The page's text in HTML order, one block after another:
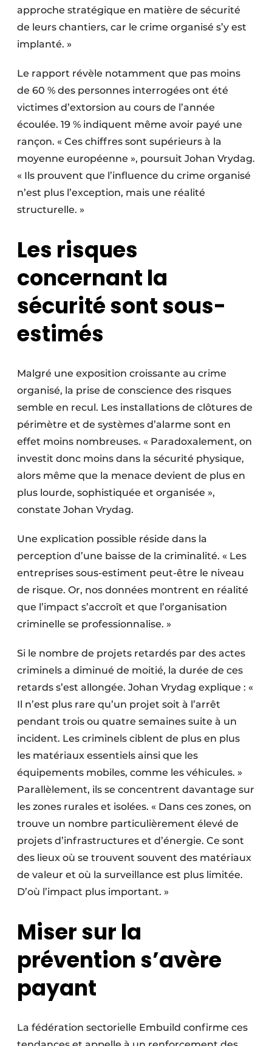
approche stratégique en matière de sécurité
de leurs chantiers, car le crime organisé s’y est
implanté. »
Le rapport révèle notamment que pas moins
de 60 % des personnes interrogées ont été
victimes d’extorsion au cours de l’année
écoulée. 19 % indiquent même avoir payé une
rançon. « Ces chiffres sont supérieurs à la
moyenne européenne », poursuit Johan Vrydag.
« Ils prouvent que l’influence du crime organisé
n’est plus l’exception, mais une réalité
structurelle. »
Les risques
concernant la
sécurité sont sous-
estimés
Malgré une exposition croissante au crime
organisé, la prise de conscience des risques
semble en recul. Les installations de clôtures de
périmètre et de systèmes d’alarme sont en
effet moins nombreuses. « Paradoxalement, on
investit donc moins dans la sécurité physique,
alors même que la menace devient de plus en
plus lourde, sophistiquée et organisée »,
constate Johan Vrydag.
Une explication possible réside dans la
perception d’une baisse de la criminalité. « Les
entreprises sous-estiment peut-être le niveau
de risque. Or, nos données montrent en réalité
que l’impact s’accroît et que l’organisation
criminelle se professionnalise. »
Si le nombre de projets retardés par des actes
criminels a diminué de moitié, la durée de ces
retards s’est allongée. Johan Vrydag explique : «
Il n’est plus rare qu’un projet soit à l’arrêt
pendant trois ou quatre semaines suite à un
incident. Les criminels ciblent de plus en plus
les matériaux essentiels ainsi que les
équipements mobiles, comme les véhicules. »
Parallèlement, ils se concentrent davantage sur
les zones rurales et isolées. « Dans ces zones, on
trouve un nombre particulièrement élevé de
projets d’infrastructures et d’énergie. Ce sont
des lieux où se trouvent souvent des matériaux
de valeur et où la surveillance est plus limitée.
D’où l’impact plus important. »
Miser sur la
prévention s’avère
payant
La fédération sectorielle Embuild confirme ces